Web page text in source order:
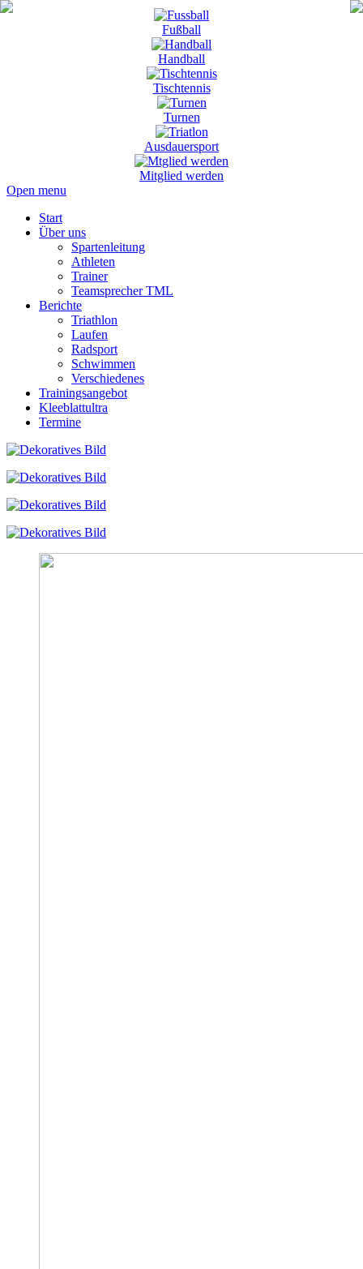
Fußball
Handball
Tischtennis
Turnen
Ausdauersport
Mitglied werden
Open menu
Start
Über uns
Spartenleitung
Athleten
Trainer
Teamsprecher TML
Berichte
Triathlon
Laufen
Radsport
Schwimmen
Verschiedenes
Trainingsangebot
Kleeblattultra
Termine